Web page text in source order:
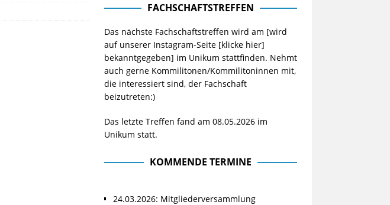
FACHSCHAFTSTREFFEN
Das nächste Fachschaftstreffen wird am [wird
auf unserer Instagram-Seite [klicke hier]
bekanntgegeben] im Unikum stattfinden. Nehmt
auch gerne Kommilitonen/Kommilitoninnen mit,
die interessiert sind, der Fachschaft
beizutreten:)
Das letzte Treffen fand am 08.05.2026 im
Unikum statt.
KOMMENDE TERMINE
24.03.2026: Mitgliederversammlung